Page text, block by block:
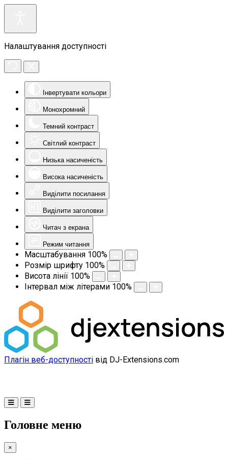
Налаштування доступності
Інвертувати кольори
Монохромний
Темний контраст
Світлий контраст
Низька насиченість
Висока насиченість
Виділити посилання
Виділити заголовки
Читач з екрана
Режим читання
Масштабування 100%
Розмір шрифту 100%
Висота лінії 100%
Інтервал між літерами 100%
Плагін веб-доступності від DJ-Extensions.com
Головне меню
×